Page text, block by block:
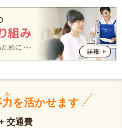
ル
を活かせます
交通費